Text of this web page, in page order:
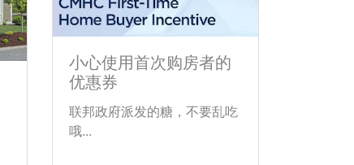
小心使用首次购房者的
优惠券
联邦政府派发的糖，不要乱吃
哦...